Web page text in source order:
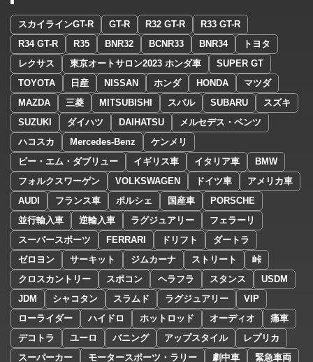
スカイラインGT-R GT-R R32 GT-R
R33 GT-R
R34 GT-R
R35 BNR32 BCNR33 BNR34
トヨタ
レクサス
東京オートサロン2023 ホンダ車
SUPER GT
TOYOTA
日産 NISSAN ホンダ HONDA
マツダ
MAZDA
三菱 MITSUBISHI スバル SUBARU
スズキ
SUZUKI
ダイハツ DAIHATSU
メルセデス・ベンツ
ハコスカ
Mercedes-Benz
ケンメリ
ビー・エム・ダブリュー
イギリス車 イタリア車
BMW
フォルクスワーゲン
VOLKSWAGEN ドイツ車
アメリカ車
AUDI
フランス車 ポルシェ 国産車
PORSCHE
並行輸入車
逆輸入車 ラグジュアリー
フェラーリ
スーパースポーツ
FERRARI ドリフト
ダートラ
ゼロヨン
サーキット ジムカーナ ストリート
峠
クロスカントリー
スポコン ヘラフラ スタンス
USDM
JDM
シャコタン スラムド ラグジュアリー
VIP
ローライダー
ハイドロ ホットロッド オーディオ
痛車
デコトラ
ユーロ バニング アップスタイル
レプリカ
スーパーカー
モータースポーツ・ラリー 劇中車
緊急車両